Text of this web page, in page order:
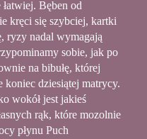
Bęben od
kręci się szybciej, kartki
ryzy nadal wymagają
sobie, jak po
na bibułę, której
koniec dziesiątej matrycy.
wokół jest jakieś
rąk, które mozolnie
płynu Puch